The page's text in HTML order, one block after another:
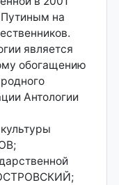
на
является
обогащению
Антологии